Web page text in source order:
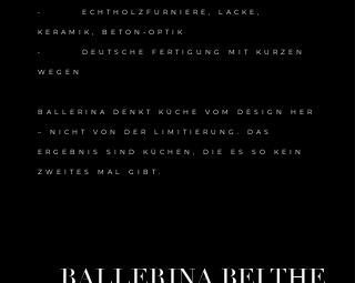
• ECHTHOLZFURNIERE, LACKE,
KERAMIK, BETON-OPTIK
• DEUTSCHE FERTIGUNG MIT KURZEN
WEGEN
BALLERINA DENKT KÜCHE VOM DESIGN HER
– NICHT VON DER LIMITIERUNG. DAS
ERGEBNIS SIND KÜCHEN, DIE ES SO KEIN
ZWEITES MAL GIBT.